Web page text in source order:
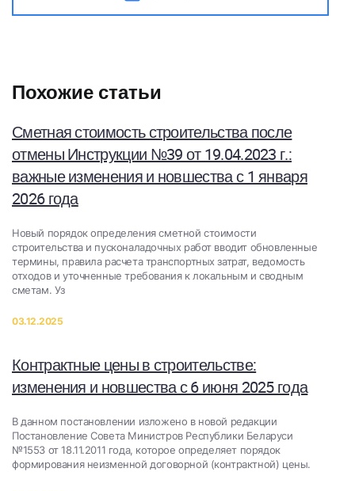
Похожие статьи
Сметная стоимость строительства после
отмены Инструкции №39 от 19.04.2023 г.:
важные изменения и новшества с 1 января
2026 года
Новый порядок определения сметной стоимости
строительства и пусконаладочных работ вводит обновленные
термины, правила расчета транспортных затрат, ведомость
отходов и уточненные требования к локальным и сводным
сметам. Уз
03.12.2025
Контрактные цены в строительстве:
изменения и новшества с 6 июня 2025 года
В данном постановлении изложено в новой редакции
Постановление Совета Министров Республики Беларуси
№1553 от 18.11.2011 года, которое определяет порядок
формирования неизменной договорной (контрактной) цены.